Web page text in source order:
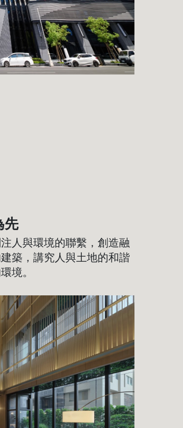
先
人與環境的聯繫，創造融
築，講究人與土地的和諧
境。